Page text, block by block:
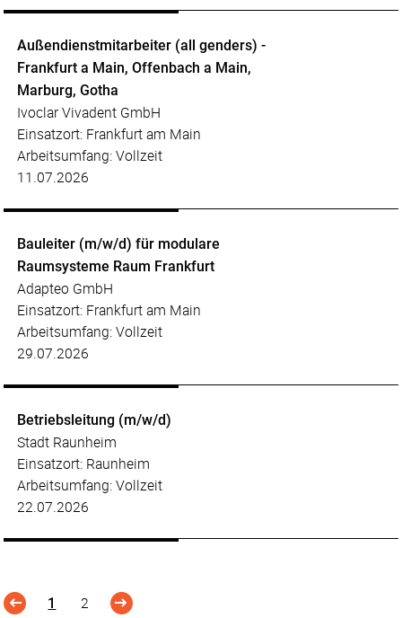
Außendienstmitarbeiter (all genders) -
Frankfurt a Main, Offenbach a Main,
Marburg, Gotha
Ivoclar Vivadent GmbH
Einsatzort: Frankfurt am Main
Arbeitsumfang: Vollzeit
11.07.2026
Bauleiter (m/w/d) für modulare
Raumsysteme Raum Frankfurt
Adapteo GmbH
Einsatzort: Frankfurt am Main
Arbeitsumfang: Vollzeit
29.07.2026
Betriebsleitung (m/w/d)
Stadt Raunheim
Einsatzort: Raunheim
Arbeitsumfang: Vollzeit
22.07.2026
1 2